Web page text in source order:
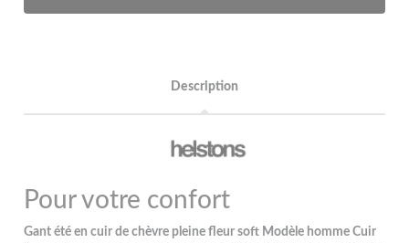
Description
Pour votre confort
Gant été en cuir de chèvre pleine fleur soft Modèle homme Cuir